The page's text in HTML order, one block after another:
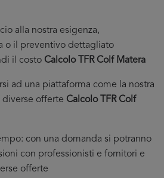
alla nostra esigenza,
o il preventivo dettagliato
il costo Calcolo TFR Colf Matera
ad una piattaforma come la nostra
diverse offerte Calcolo TFR Colf
con una domanda si potranno
con professionisti e fornitori e
offerte